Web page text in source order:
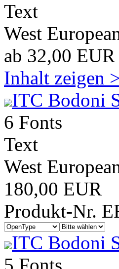
Text
West
ab 32,00 EUR
Inhalt zeigen
ITC Bodoni
6 Fonts
Text
West
180,00 EUR
Produkt-Nr.
ITC Bodoni